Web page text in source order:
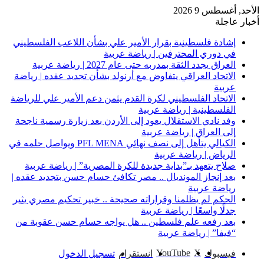
الأحد, أغسطس 9 2026
أخبار عاجلة
إشادة فلسطينية بقرار الأمير علي بشأن اللاعب الفلسطيني
في دوري المحترفين | رياضة عربية
العراق يجدد الثقة بمدربه حتى عام 2027 | رياضة عربية
الاتحاد العراقي يتفاوض مع أرنولد بشأن تجديد عقده | رياضة
عربية
الاتحاد الفلسطيني لكرة القدم يثمن دعم الأمير علي للرياضة
الفلسطينية | رياضة عربية
وفد نادي الاستقلال يعود إلى الأردن بعد زيارة رسمية ناجحة
إلى العراق | رياضة عربية
الكيالي يتأهل إلى نصف نهائي PFL MENA ويواصل حلمه في
الرياض | رياضة عربية
صلاح يتعهد بـ”بداية جديدة للكرة المصرية” | رياضة عربية
بعد إنجاز المونديال .. مصر تكافئ حسام حسن بتجديد عقده |
رياضة عربية
الحكم لم يظلمنا وقراراته صحيحة .. خبير تحكيم مصري يثير
جدلًا واسعًا | رياضة عربية
بعد رفعه علم فلسطين .. هل يواجه حسام حسن عقوبة من
“فيفا” | رياضة عربية
فيسبوك ‫X
‫YouTube انستقرام تسجيل الدخول